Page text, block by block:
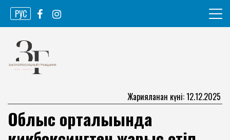
Skip
content
РУС
Законопослушный гражданин
Жарияланған күні: 12.12.2025
Облыс орталығында